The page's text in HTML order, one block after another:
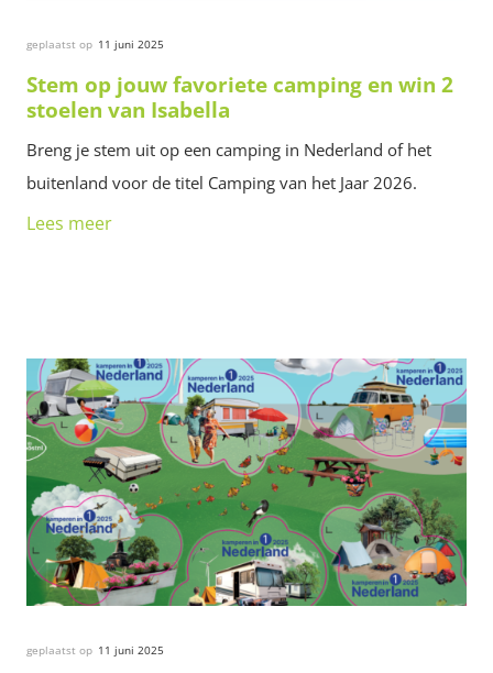
geplaatst op 11 juni 2025
Stem op jouw favoriete camping en win 2
stoelen van Isabella
Breng je stem uit op een camping in Nederland of het
buitenland voor de titel Camping van het Jaar 2026.
Lees meer
geplaatst op 11 juni 2025